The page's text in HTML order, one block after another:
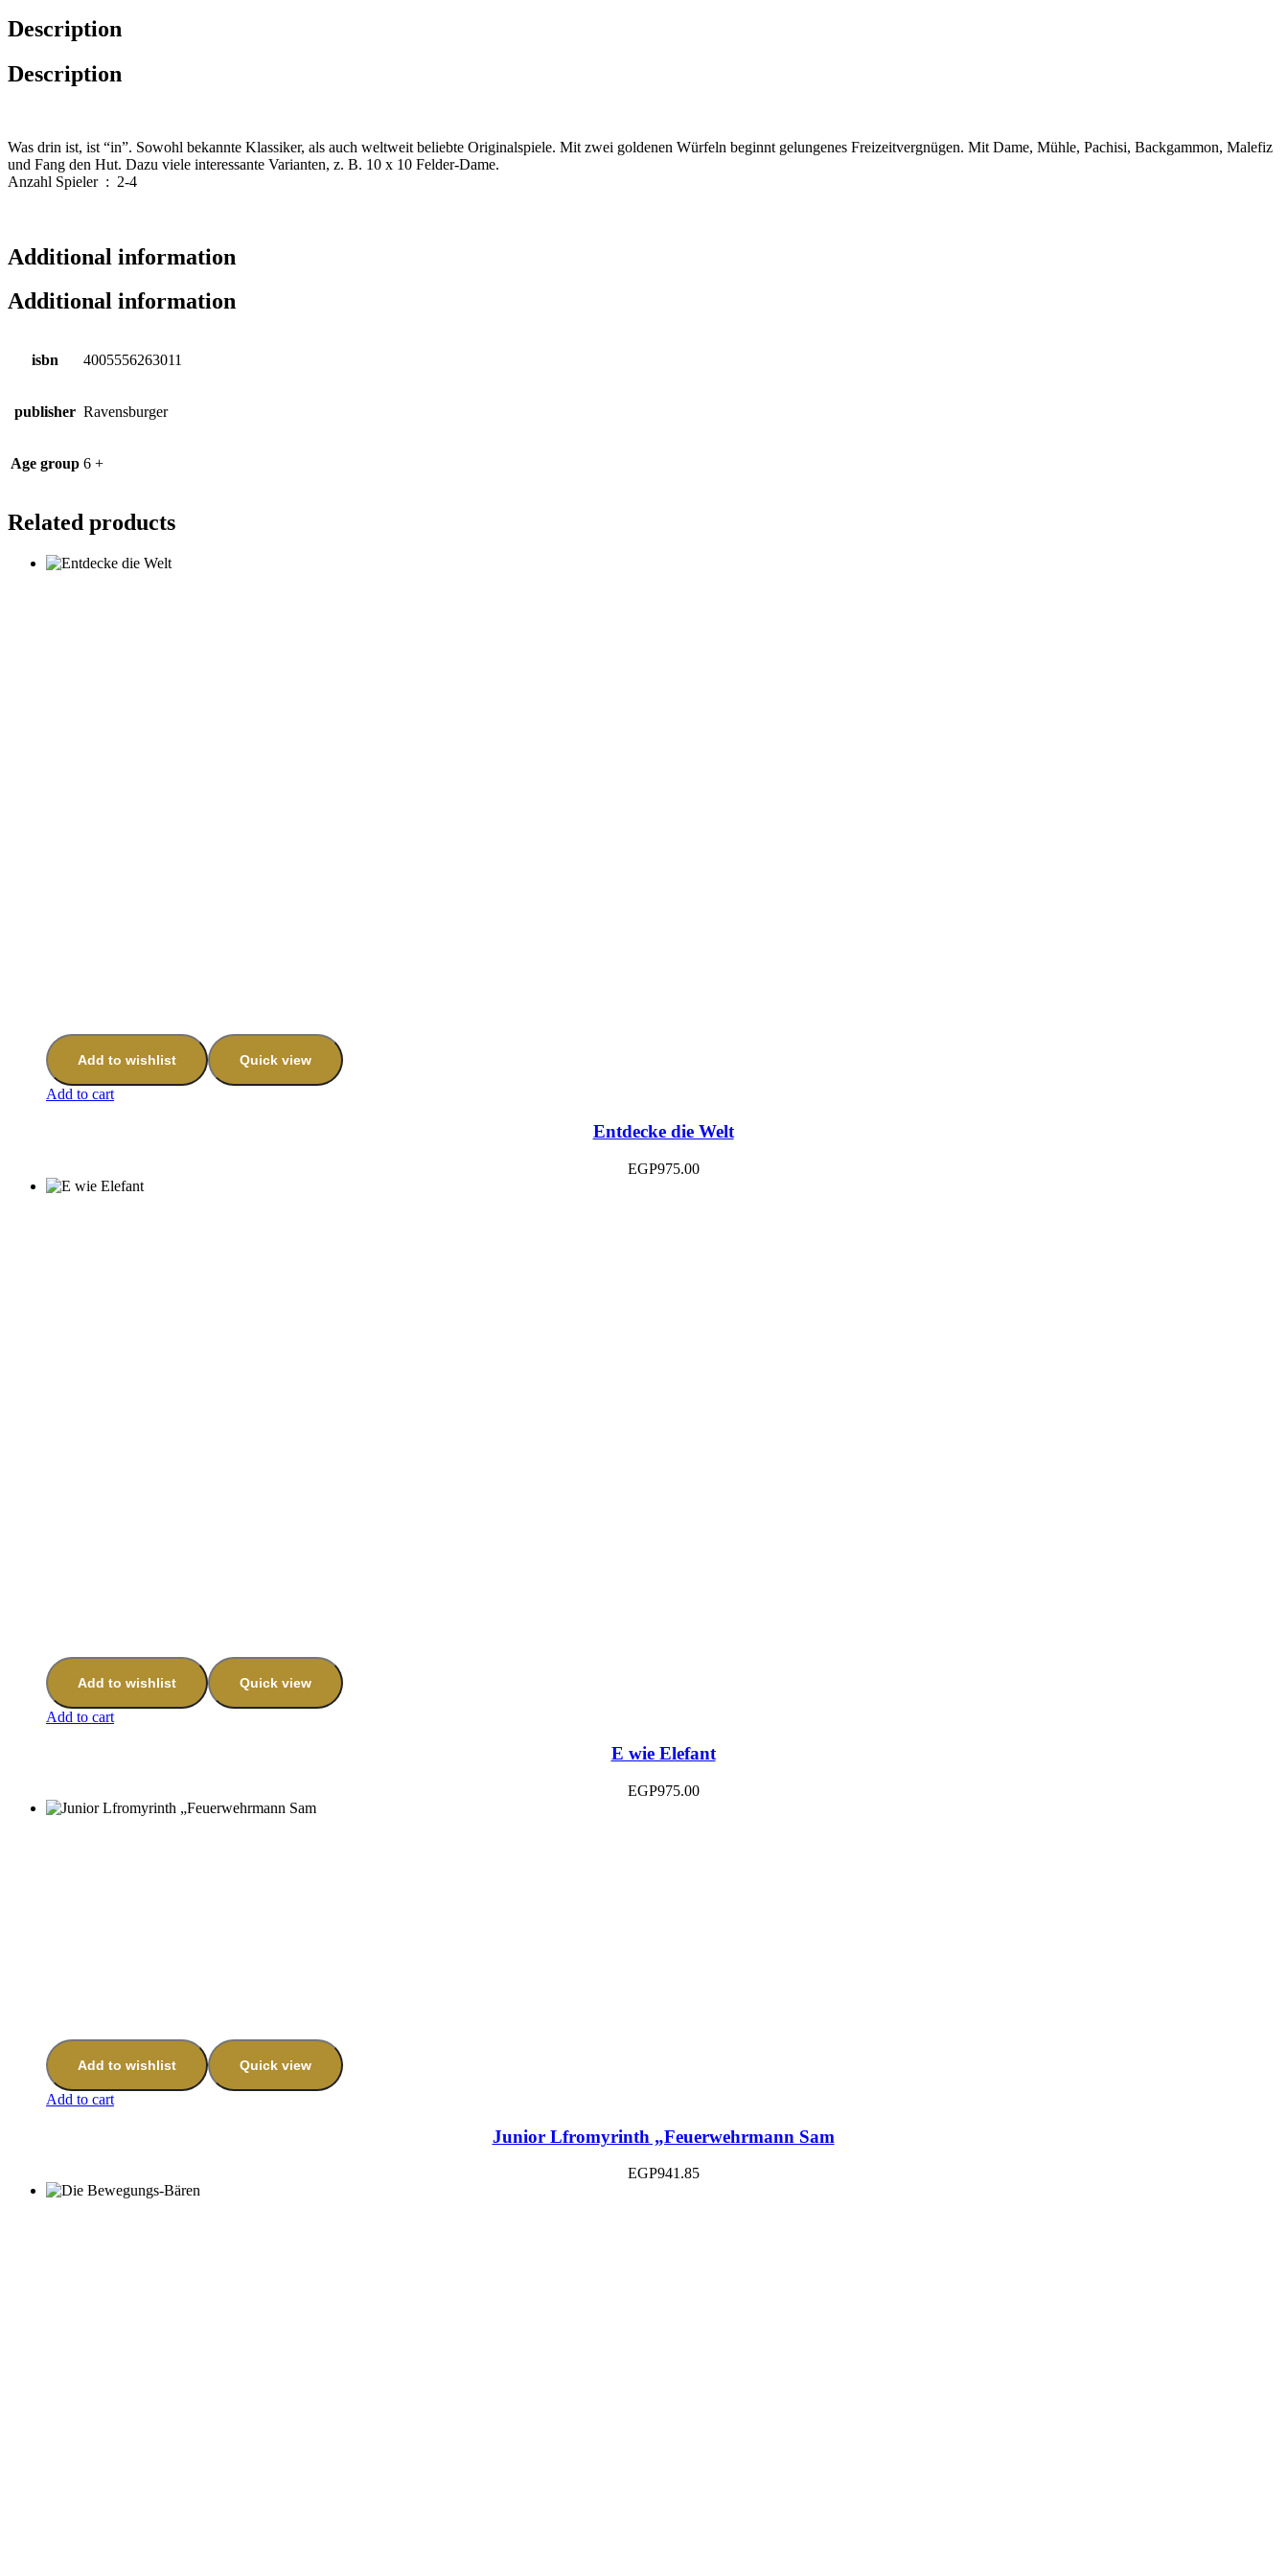
Description
Description
Was drin ist, ist “in”. Sowohl bekannte Klassiker, als auch weltweit beliebte Originalspiele. Mit zwei goldenen Würfeln beginnt gelungenes Freizeitvergnügen. Mit Dame, Mühle, Pachisi, Backgammon, Malefiz
und Fang den Hut. Dazu viele interessante Varianten, z. B. 10 x 10 Felder-Dame.
Anzahl Spieler : 2-4
Additional information
Additional information
isbn 4005556263011
publisher Ravensburger
Age group 6 +
Related products
Add to wishlist Quick view
Add to cart
Entdecke die Welt
EGP975.00
Add to wishlist Quick view
Add to cart
E wie Elefant
EGP975.00
Add to wishlist Quick view
Add to cart
Junior Lfromyrinth „Feuerwehrmann Sam
EGP941.85